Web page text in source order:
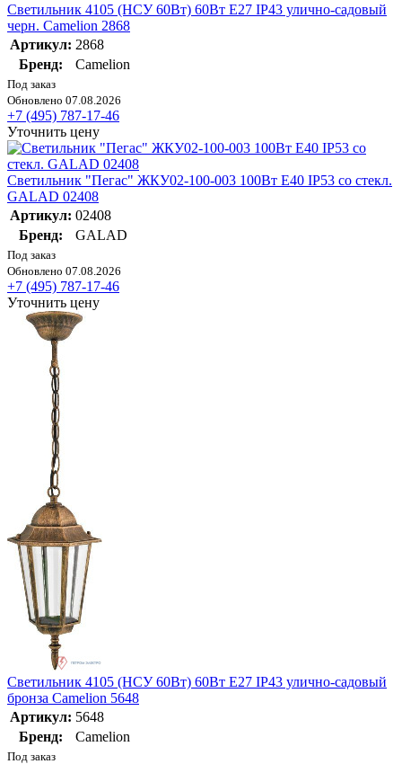
Светильник 4105 (НСУ 60Вт) 60Вт E27 IP43 улично-садовый
черн. Camelion 2868
Артикул: 2868
Бренд:
Camelion
Под заказ
Обновлено 07.08.2026
+7 (495) 787-17-46
Уточнить цену
Светильник "Пегас" ЖКУ02-100-003 100Вт E40 IP53 со стекл.
GALAD 02408
Артикул: 02408
Бренд:
GALAD
Под заказ
Обновлено 07.08.2026
+7 (495) 787-17-46
Уточнить цену
Светильник 4105 (НСУ 60Вт) 60Вт E27 IP43 улично-садовый
бронза Camelion 5648
Артикул: 5648
Бренд:
Camelion
Под заказ